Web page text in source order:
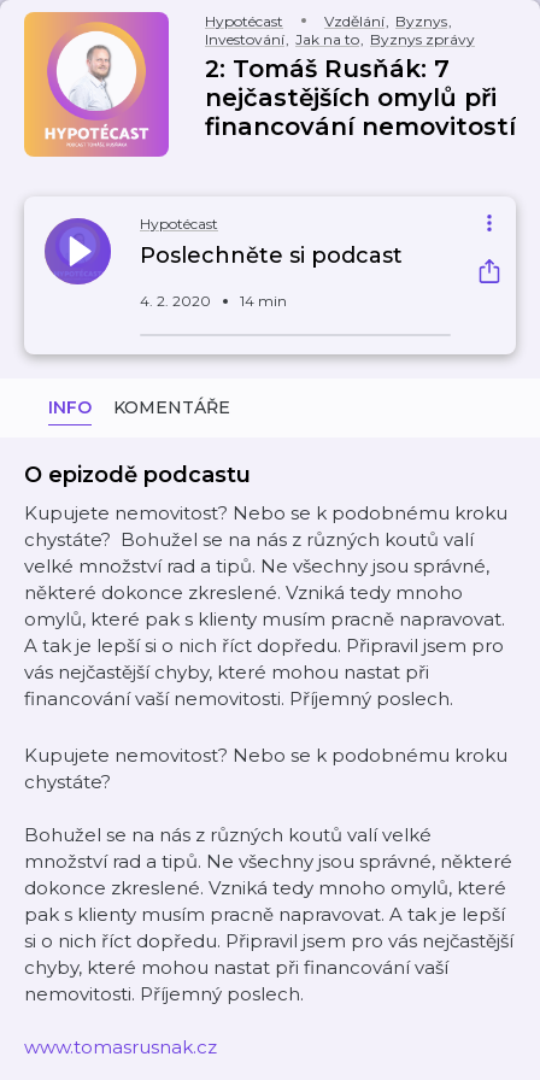
Hypotécast Vzdělání, Byznys,
Investování, Jak na to, Byznys zprávy
2: Tomáš Rusňák: 7
nejčastějších omylů při
financování nemovitostí
Hypotécast
Poslechněte si podcast
4. 2. 2020 14 min
INFO KOMENTÁŘE
O epizodě podcastu
Kupujete nemovitost? Nebo se k podobnému kroku
chystáte? Bohužel se na nás z různých koutů valí
velké množství rad a tipů. Ne všechny jsou správné,
některé dokonce zkreslené. Vzniká tedy mnoho
omylů, které pak s klienty musím pracně napravovat.
A tak je lepší si o nich říct dopředu. Připravil jsem pro
vás nejčastější chyby, které mohou nastat při
financování vaší nemovitosti. Příjemný poslech.
Kupujete nemovitost? Nebo se k podobnému kroku
chystáte?
Bohužel se na nás z různých koutů valí velké
množství rad a tipů. Ne všechny jsou správné, některé
dokonce zkreslené. Vzniká tedy mnoho omylů, které
pak s klienty musím pracně napravovat. A tak je lepší
si o nich říct dopředu. Připravil jsem pro vás nejčastější
chyby, které mohou nastat při financování vaší
nemovitosti. Příjemný poslech.
www.tomasrusnak.cz